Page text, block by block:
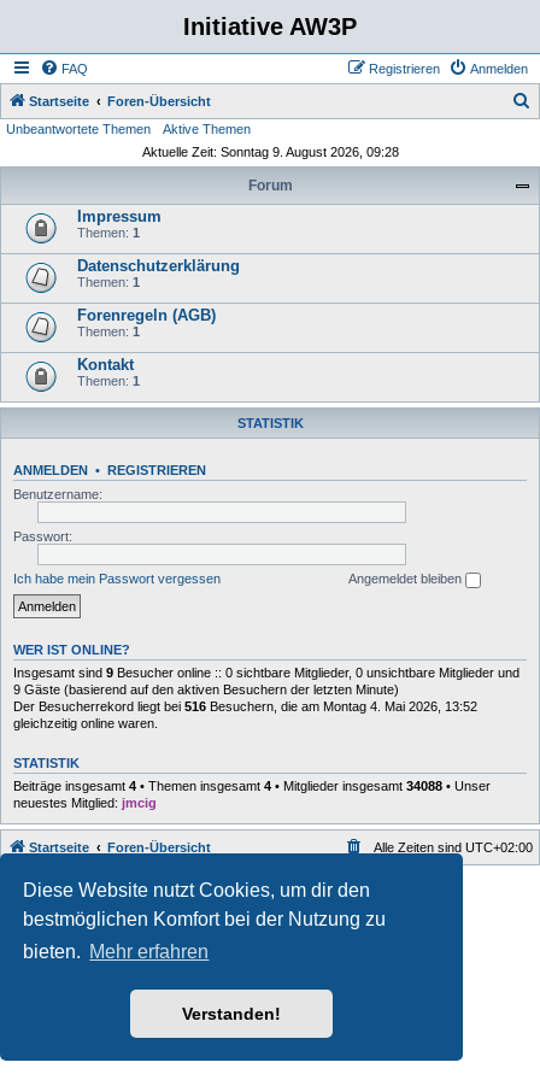
Diese Website nutzt Cookies, um dir den
bestmöglichen Komfort bei der Nutzung zu
bieten. Mehr erfahren
Verstanden!
Initiative AW3P
FAQ Anmelden
Registrieren
Startseite Foren-Übersicht
Unbeantwortete Themen
Aktive Themen
Aktuelle Zeit: Sonntag 9. August 2026, 09:28
Forum
Impressum
Themen: 1
Datenschutzerklärung
Themen: 1
Forenregeln (AGB)
Themen: 1
Kontakt
Themen: 1
STATISTIK
ANMELDEN • REGISTRIEREN
Benutzername:
Passwort:
Ich habe mein Passwort vergessen Angemeldet bleiben
WER IST ONLINE?
Insgesamt sind 9 Besucher online :: 0 sichtbare Mitglieder, 0 unsichtbare Mitglieder und
9 Gäste (basierend auf den aktiven Besuchern der letzten Minute)
Der Besucherrekord liegt bei 516 Besuchern, die am Montag 4. Mai 2026, 13:52
gleichzeitig online waren.
STATISTIK
Beiträge insgesamt 4 • Themen insgesamt 4 • Mitglieder insgesamt 34088 • Unser
neuestes Mitglied: jmcig
Startseite Foren-Übersicht Alle Zeiten sind UTC+02:00
Style developer by forum ,
Powered byphpBB ® Forum Software © phpBB Limited
Deutsche Übersetzung durchphpBB.de
Datenschutz